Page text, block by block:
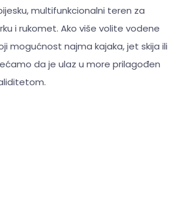
multifunkcionalni teren za
i rukomet. Ako više volite vodene
mogućnost najma kajaka, jet skija ili
da je ulaz u more prilagođen